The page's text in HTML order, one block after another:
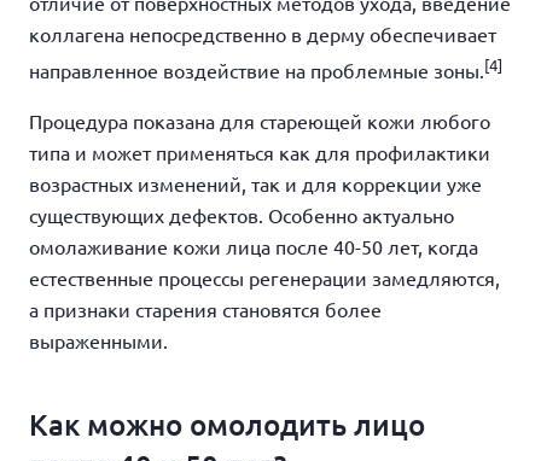
коллагена непосредственно в дерму обеспечивает
направленное воздействие на проблемные зоны. [4]
Процедура показана для стареющей кожи любого
типа и может применяться как для профилактики
возрастных изменений, так и для коррекции уже
существующих дефектов. Особенно актуально
омолаживание кожи лица после 40-50 лет, когда
естественные процессы регенерации замедляются,
а признаки старения становятся более
выраженными.
Как можно омолодить лицо